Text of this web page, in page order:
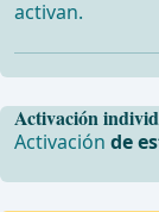
Activación
Activaciónde
activan.